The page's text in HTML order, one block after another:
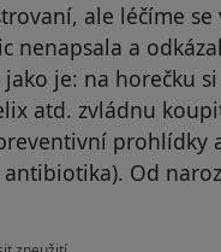
ale léčíme
nenapsala a
je: na horečku
atd. zvládnu
prohlídky
Od
uživatele Pacient